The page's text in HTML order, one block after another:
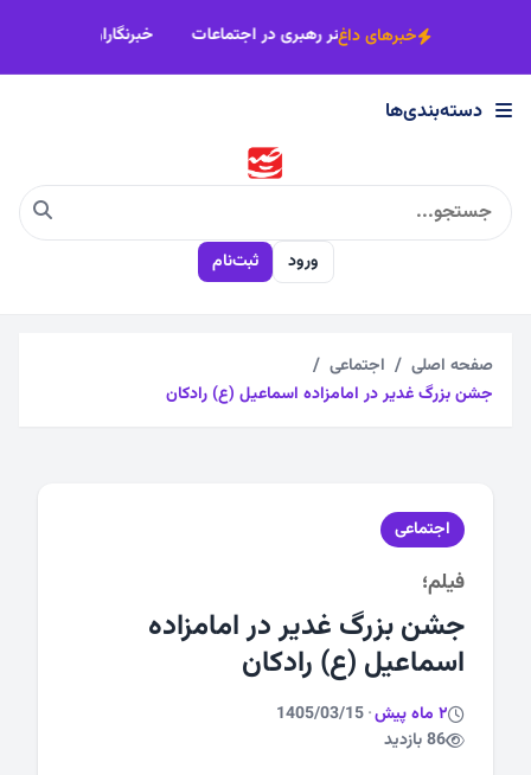
×
دسته‌بندی‌ها
اجتماعی
چندرسانه
فرهنگی
ورزشی
خبرهای داغ
تبدیل ایمان به عمل صالح،هنر رهبری در اجتماعات
دسته‌بندی‌ها
ورود ثبت‌نام
صفحه اصلی
اجتماعی
جشن بزرگ غدیر در امامزاده اسماعیل (ع) رادکان
اجتماعی
فیلم؛
جشن بزرگ غدیر در امامزاده
اسماعیل (ع) رادکان
2 ماه پیش ·
1405/03/15
86 بازدید